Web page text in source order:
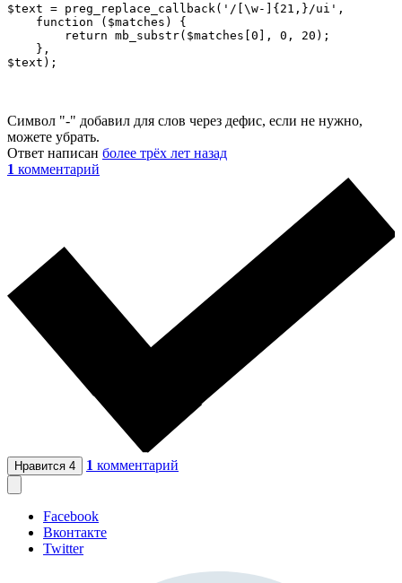
$text = preg_replace_callback('/[\w-]{21,}/ui',
    function ($matches) {
        return mb_substr($matches[0], 0, 20);
    },
$text);
Символ "-" добавил для слов через дефис, если не нужно,
можете убрать.
Ответ написан более трёх лет назад
1 комментарий
Нравится 4 1 комментарий
Facebook
Вконтакте
Twitter